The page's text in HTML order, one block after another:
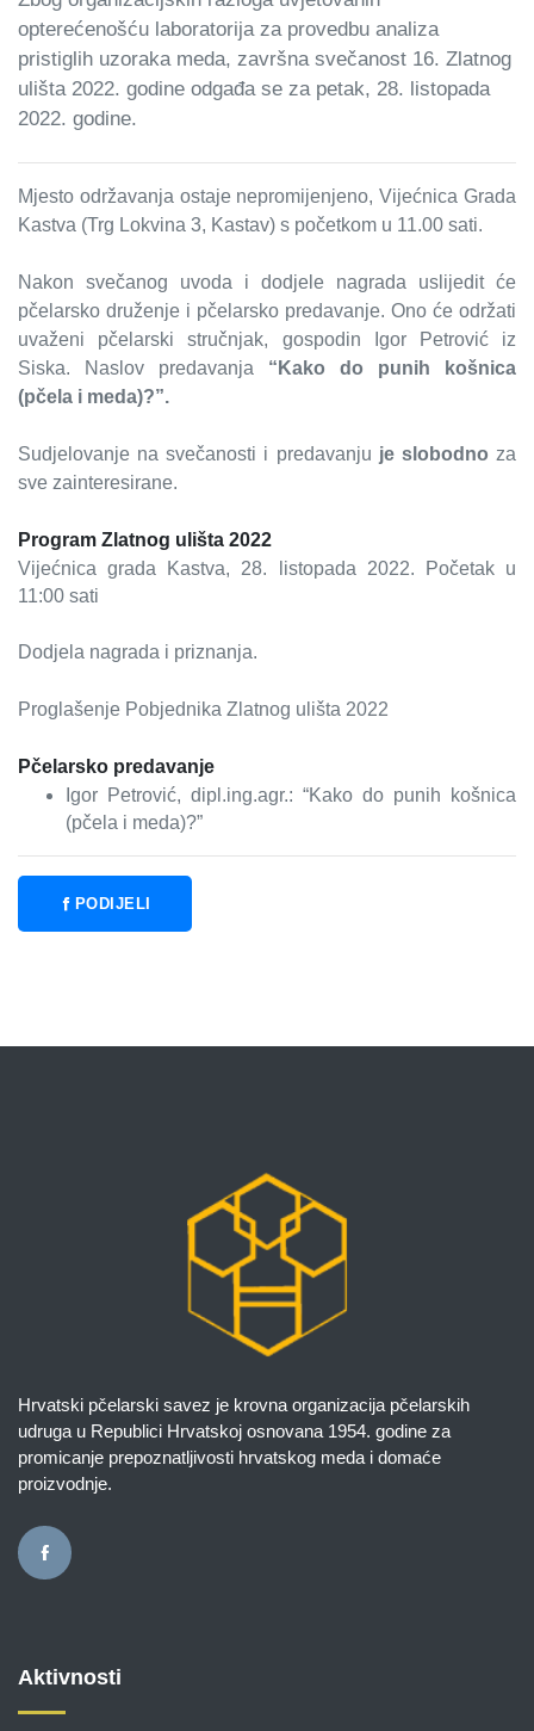
opterećenošću laboratorija za provedbu analiza
pristiglih uzoraka meda, završna svečanost 16. Zlatnog
ulišta 2022. godine odgađa se za petak, 28. listopada
2022. godine.
Mjesto održavanja ostaje nepromijenjeno, Vijećnica Grada
Kastva (Trg Lokvina 3, Kastav) s početkom u 11.00 sati.
Nakon svečanog uvoda i dodjele nagrada uslijedit će
pčelarsko druženje i pčelarsko predavanje. Ono će održati
uvaženi pčelarski stručnjak, gospodin Igor Petrović iz
Siska. Naslov predavanja “Kako do punih košnica
(pčela i meda)?”.
Sudjelovanje na svečanosti i predavanju je slobodno za
sve zainteresirane.
Program Zlatnog ulišta 2022
Vijećnica grada Kastva, 28. listopada 2022. Početak u
11:00 sati
Dodjela nagrada i priznanja.
Proglašenje Pobjednika Zlatnog ulišta 2022
Pčelarsko predavanje
Igor Petrović, dipl.ing.agr.: “Kako do punih košnica
(pčela i meda)?”
PODIJELI
Hrvatski pčelarski savez je krovna organizacija pčelarskih
udruga u Republici Hrvatskoj osnovana 1954. godine za
promicanje prepoznatljivosti hrvatskog meda i domaće
proizvodnje.
Aktivnosti